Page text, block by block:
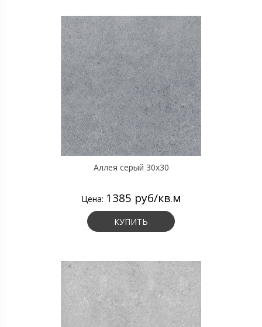
Аллея серый 30х30
Цена: 1385 руб/кв.м
КУПИТЬ